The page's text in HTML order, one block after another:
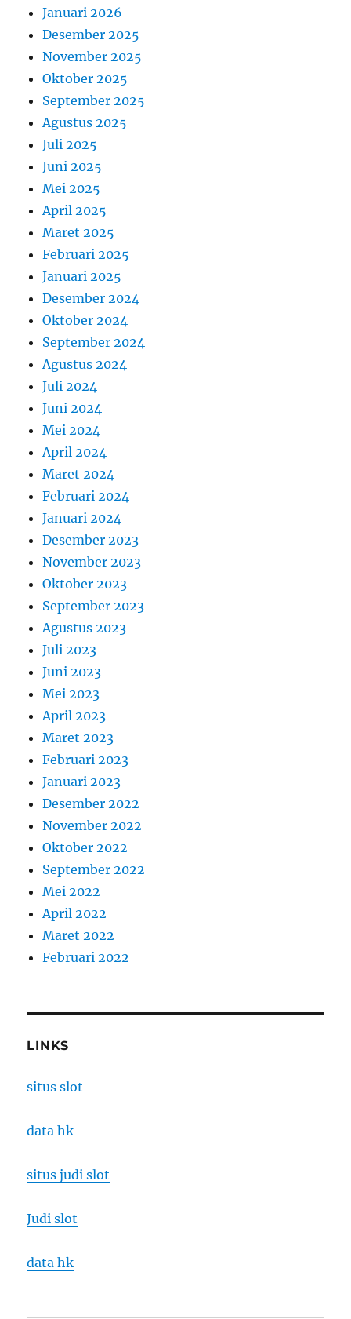
Januari 2026
Desember 2025
November 2025
Oktober 2025
September 2025
Agustus 2025
Juli 2025
Juni 2025
Mei 2025
April 2025
Maret 2025
Februari 2025
Januari 2025
Desember 2024
Oktober 2024
September 2024
Agustus 2024
Juli 2024
Juni 2024
Mei 2024
April 2024
Maret 2024
Februari 2024
Januari 2024
Desember 2023
November 2023
Oktober 2023
September 2023
Agustus 2023
Juli 2023
Juni 2023
Mei 2023
April 2023
Maret 2023
Februari 2023
Januari 2023
Desember 2022
November 2022
Oktober 2022
September 2022
Mei 2022
April 2022
Maret 2022
Februari 2022
LINKS
situs slot
data hk
situs judi slot
Judi slot
data hk